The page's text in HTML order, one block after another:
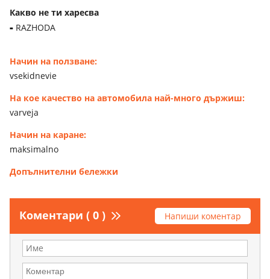
Какво не ти харесва
RAZHODA
Начин на ползване:
vsekidnevie
На кое качество на автомобила най-много държиш:
varveja
Начин на каране:
maksimalno
Допълнителни бележки
Коментари ( 0 ) Напиши коментар